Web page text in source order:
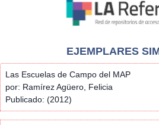
EJEMPLARES
Las Escuelas de Campo del MAP
por: Ramírez Agüero, Felicia
Publicado: (2012)